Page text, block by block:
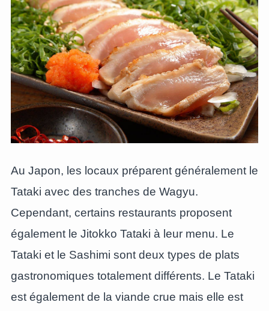
Au Japon, les locaux préparent généralement le
Tataki avec des tranches de Wagyu.
Cependant, certains restaurants proposent
également le Jitokko Tataki à leur menu. Le
Tataki et le Sashimi sont deux types de plats
gastronomiques totalement différents. Le Tataki
est également de la viande crue mais elle est